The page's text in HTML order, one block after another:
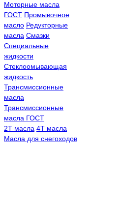
Моторные масла
ГОСТ Промывочное
масло Редукторные
масла Смазки
Специальные
жидкости
Стеклоомывающая
жидкость
Трансмиссионные
масла
Трансмиссионные
масла ГОСТ
2Т масла 4Т масла
Масла для снегоходов